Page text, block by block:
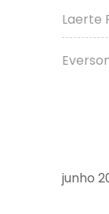
Laerte
junho